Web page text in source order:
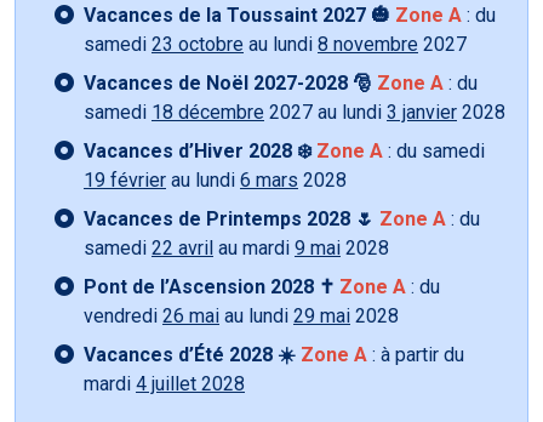
Vacances de la Toussaint 2027 🎃 Zone A : du
samedi 23 octobre au lundi 8 novembre 2027
Vacances de Noël 2027-2028 🎅 Zone A : du
samedi 18 décembre 2027 au lundi 3 janvier 2028
Vacances d’Hiver 2028 ❄️ Zone A : du samedi
19 février au lundi 6 mars 2028
Vacances de Printemps 2028 🌷 Zone A : du
samedi 22 avril au mardi 9 mai 2028
Pont de l’Ascension 2028 ✝️ Zone A : du
vendredi 26 mai au lundi 29 mai 2028
Vacances d’Été 2028 ☀️ Zone A : à partir du
mardi 4 juillet 2028